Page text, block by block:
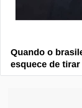
Quando o
esquece de